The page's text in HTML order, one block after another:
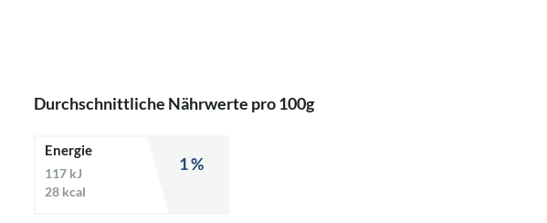
Durchschnittliche Nährwerte pro 100g
Energie
117 kJ
28 kcal
1 %